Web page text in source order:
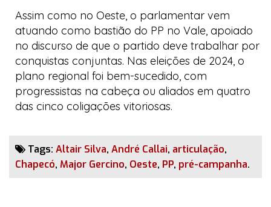
Assim como no Oeste, o parlamentar vem
atuando como bastião do PP no Vale, apoiado
no discurso de que o partido deve trabalhar por
conquistas conjuntas. Nas eleições de 2024, o
plano regional foi bem-sucedido, com
progressistas na cabeça ou aliados em quatro
das cinco coligações vitoriosas.
Tags: Altair Silva, André Callai, articulação,
Chapecó, Major Gercino, Oeste, PP, pré-campanha.